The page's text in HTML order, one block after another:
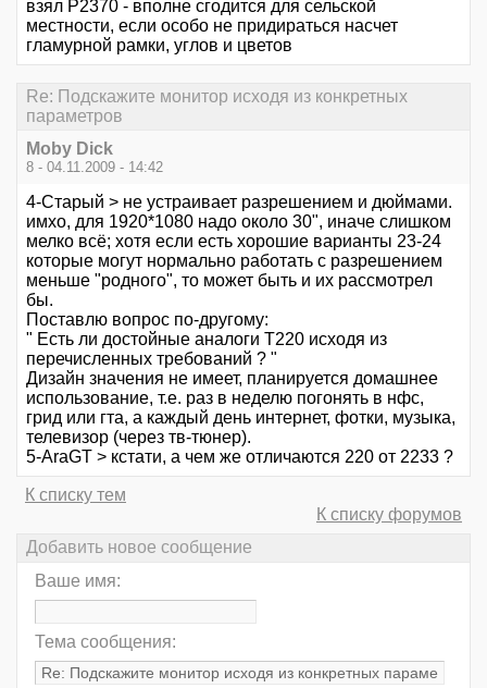
взял Р2370 - вполне сгодится для сельской
местности, если особо не придираться насчет
гламурной рамки, углов и цветов
Re: Подскажите монитор исходя из конкретных
параметров
Moby Dick
8 - 04.11.2009 - 14:42
4-Старый > не устраивает разрешением и дюймами.
имхо, для 1920*1080 надо около 30", иначе слишком
мелко всё; хотя если есть хорошие варианты 23-24
которые могут нормально работать с разрешением
меньше "родного", то может быть и их рассмотрел
бы.
Поставлю вопрос по-другому:
" Есть ли достойные аналоги Т220 исходя из
перечисленных требований ? "
Дизайн значения не имеет, планируется домашнее
использование, т.е. раз в неделю погонять в нфс,
грид или гта, а каждый день интернет, фотки, музыка,
телевизор (через тв-тюнер).
5-AraGT > кстати, а чем же отличаются 220 от 2233 ?
К списку тем
К списку форумов
Добавить новое сообщение
Ваше имя:
Тема сообщения: